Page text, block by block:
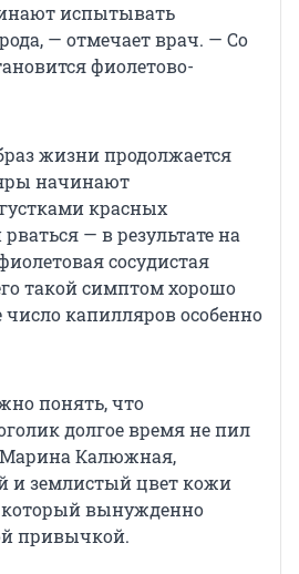
испытывать
— отмечает врач. — Со
фиолетово-
жизни продолжается
начинают
красных
— в результате на
сосудистая
такой симптом хорошо
число капилляров особенно
понять, что
долгое время не пил
Марина Калюжная,
и землистый цвет кожи
который вынужденно
привычкой.